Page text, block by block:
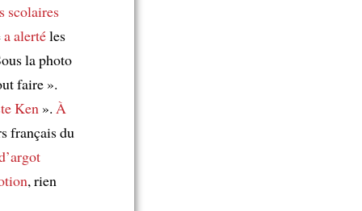
scolaires
a alertéles
la photo
faire ».
Ken ». À
français du
, rien